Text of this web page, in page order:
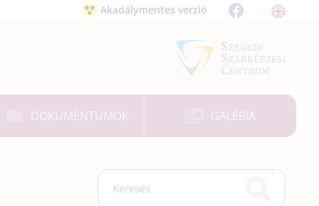
Akadálymentes verzió
DOKUMENTUMOK GALÉRIA